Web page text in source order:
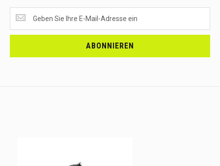
EMPFANGEN?
<br>MELDE
ABONNIEREN